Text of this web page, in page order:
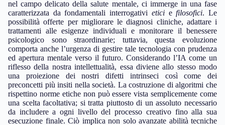
nel campo delicato della salute mentale, ci immerge in una fase
caratterizzata da fondamentali interrogativi eticiefilosofici. Le
possibilità offerte per migliorare le diagnosi cliniche, adattare i
trattamenti alle esigenze individuali e monitorare il benessere
psicologico sono straordinarie; tuttavia, questa evoluzione
comporta anche l’urgenza di gestire tale tecnologia con prudenza
ed apertura mentale verso il futuro. Considerando l’IA come un
riflesso della nostra intellettualità, essa diviene allo stesso modo
una proiezione dei nostri difetti intrinseci così come dei
preconcetti più insiti nella società. La costruzione di algoritmi che
rispettino norme etiche non può essere vista semplicemente come
una scelta facoltativa; si tratta piuttosto di un assoluto necessario
da includere a ogni livello del processo creativo fino alla sua
esecuzione finale. Ciò implica non solo avanzate abilità tecniche